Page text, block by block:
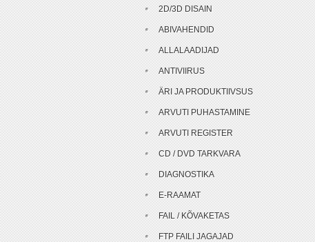
2D/3D DISAIN
ABIVAHENDID
ALLALAADIJAD
ANTIVIIRUS
ÄRI JA PRODUKTIIVSUS
ARVUTI PUHASTAMINE
ARVUTI REGISTER
CD / DVD TARKVARA
DIAGNOSTIKA
E-RAAMAT
FAIL / KÕVAKETAS
FTP FAILI JAGAJAD